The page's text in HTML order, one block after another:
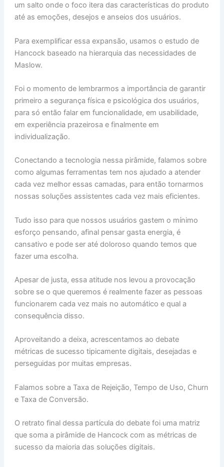
um salto onde o foco itera das características do produto
até as emoções, desejos e anseios dos usuários.
Para exemplificar essa expansão, usamos o estudo de
Hancock baseado na hierarquia das necessidades de
Maslow.
Foi o momento de lembrarmos a importância de garantir
primeiro a segurança física e psicológica dos usuários,
para só então falar em funcionalidade, em usabilidade,
em experiência prazeirosa e finalmente em
individualização.
Conectando a tecnologia nessa pirâmide, falamos sobre
como algumas ferramentas tem nos ajudado a atender
cada vez melhor essas camadas, para então tornarmos
nossas soluções assistentes cada vez mais eficientes.
Tudo isso para que nossos usuários gastem o mínimo
esforço pensando, afinal pensar gasta energia, é
cansativo e pode ser até doloroso quando temos que
fazer uma escolha.
Apesar de justa, essa atitude nos levou a provocação
sobre se o que queremos é realmente fazer as pessoas
funcionarem cada vez mais no automático e qual a
consequência disso.
Aproveitando a deixa, acrescentamos ao debate
métricas de sucesso tipicamente digitais, desejadas e
perseguidas por muitas empresas.
Falamos sobre a Taxa de Rejeição, Tempo de Uso, Churn
e Taxa de Conversão.
O retrato final dessa partícula do debate foi uma matriz
que soma a pirâmide de Hancock com as métricas de
sucesso da maioria das soluções digitais.